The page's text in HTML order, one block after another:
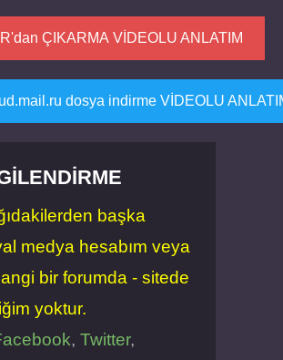
ÇIKARMA VİDEOLU ANLATIM
dosya indirme VİDEOLU
başka
medya hesabım veya
bir forumda - sitede
yoktur.
, Twitter,